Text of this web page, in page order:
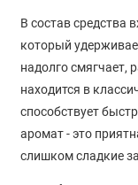
В состав средства
который
надолго смягчает,
находится в
способствует
аромат - это
слишком сладкие